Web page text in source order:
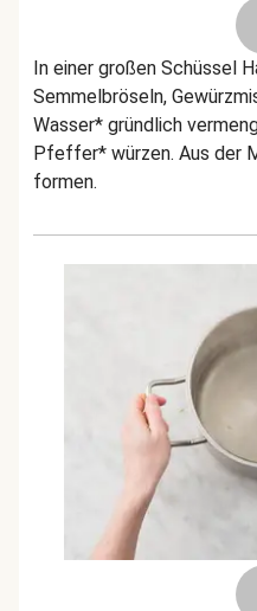
In einer großen Schüssel
Semmelbröseln,
Wasser* gründlich
Pfeffer* würzen. Aus der
formen.